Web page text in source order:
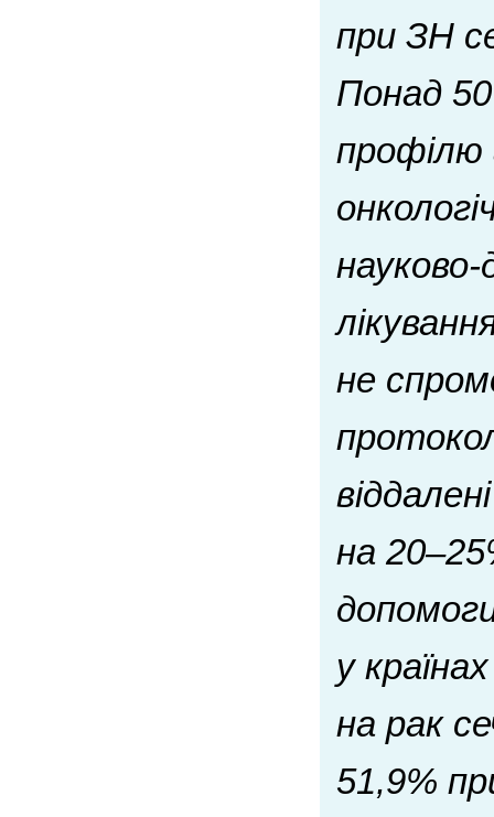
при ЗН
Понад
профілю
не
на
у
на рак
51,9%